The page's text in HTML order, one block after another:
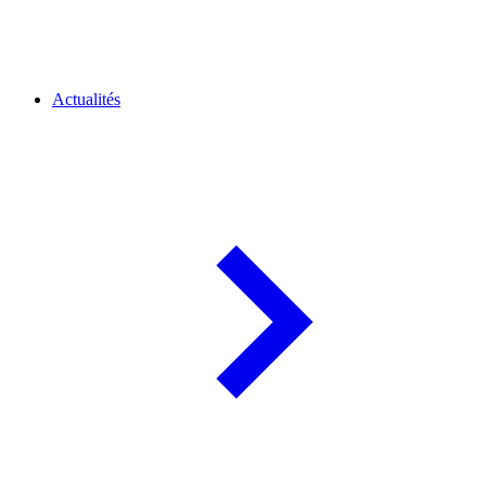
Actualités